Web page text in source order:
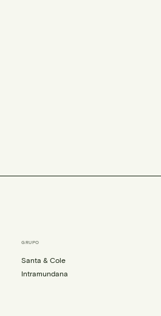
GRUPO
Santa & Cole
Intramundana